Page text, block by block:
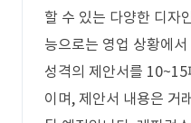
할 수 있는 다양한 디자
능으로는 영업 상황에
성격의 제안서를
이며, 제안서 내용은 거